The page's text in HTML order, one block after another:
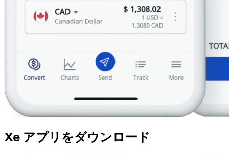
Xe アプリをダウンロード